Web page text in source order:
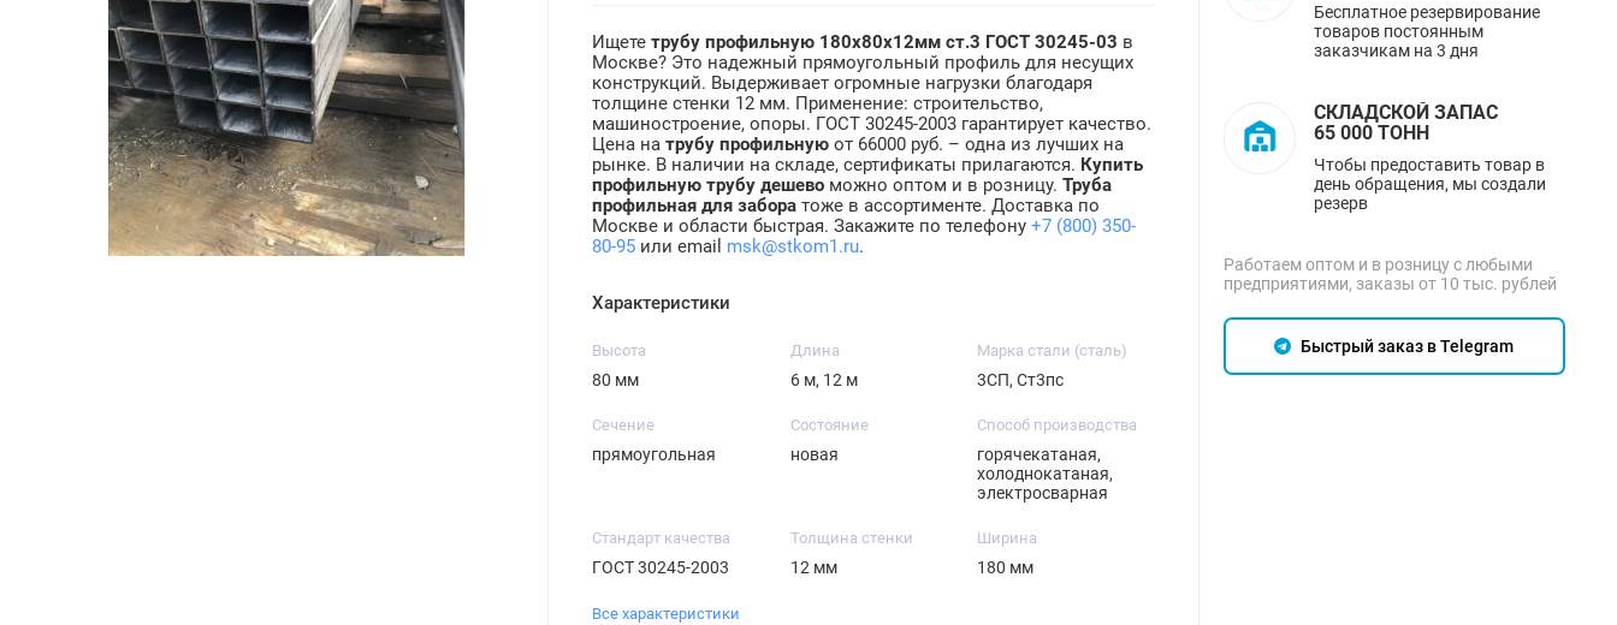
Ищететрубу профильную 180х80х12мм ст.3 ГОСТ 30245-03 в
Москве? Это надежный прямоугольный профиль для несущих
конструкций. Выдерживает огромные нагрузки благодаря
толщине стенки 12 мм. Применение: строительство,
машиностроение, опоры. ГОСТ 30245-2003 гарантирует качество.
Цена натрубу профильную от 66000 руб. – одна из лучших на
рынке. В наличии на складе, сертификаты прилагаются. Купить
профильную трубу дешево можно оптом и в розницу.Труба
профильная для забора тоже в ассортименте. Доставка по
Москве и области быстрая. Закажите по телефону+7 (800) 350-
80-95 или email msk@stkom1.ru.
Характеристики
Высота
80 мм
Длина
6 м, 12 м
Марка стали (сталь)
3СП, Ст3пс
Сечение
прямоугольная
Состояние
новая
Способ производства
горячекатаная,
холоднокатаная,
электросварная
Стандарт качества
ГОСТ 30245-2003
Толщина стенки
12 мм
Ширина
180 мм
Все характеристики
Бесплатное резервирование
товаров постоянным
заказчикам на 3 дня
СКЛАДСКОЙ ЗАПАС
65 000 ТОНН
Чтобы предоставить товар в
день обращения, мы создали
резерв
Работаем оптом и в розницу с любыми
предприятиями, заказы от 10 тыс. рублей
Быстрый заказ в Telegram